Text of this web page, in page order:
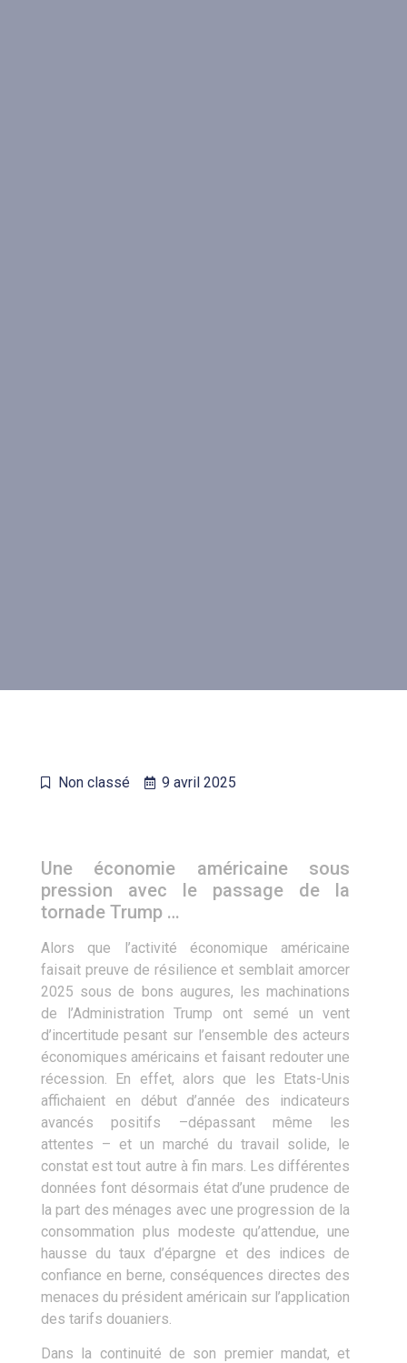
Non classé 9 avril 2025
Une économie américaine sous
pression avec le passage de la
tornade Trump …
Alors que l’activité économique américaine
faisait preuve de résilience et semblait amorcer
2025 sous de bons augures, les machinations
de l’Administration Trump ont semé un vent
d’incertitude pesant sur l’ensemble des acteurs
économiques américains et faisant redouter une
récession. En effet, alors que les Etats-Unis
affichaient en début d’année des indicateurs
avancés positifs –dépassant même les
attentes – et un marché du travail solide, le
constat est tout autre à fin mars. Les différentes
données font désormais état d’une prudence de
la part des ménages avec une progression de la
consommation plus modeste qu’attendue, une
hausse du taux d’épargne et des indices de
confiance en berne, conséquences directes des
menaces du président américain sur l’application
des tarifs douaniers.
Dans la continuité de son premier mandat, et